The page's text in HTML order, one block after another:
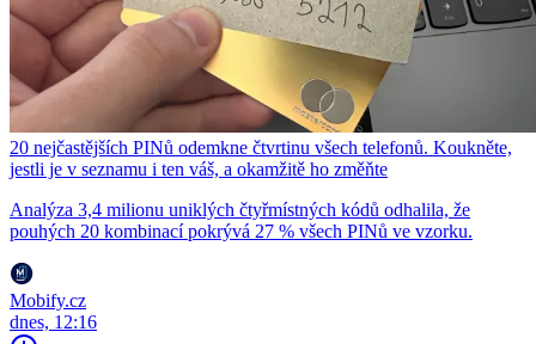
20 nejčastějších PINů odemkne čtvrtinu všech telefonů. Koukněte,
jestli je v seznamu i ten váš, a okamžitě ho změňte
Analýza 3,4 milionu uniklých čtyřmístných kódů odhalila, že
pouhých 20 kombinací pokrývá 27 % všech PINů ve vzorku.
Mobify.cz
dnes, 12:16